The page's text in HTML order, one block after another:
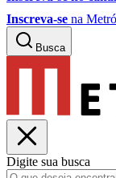
Inscreva-se na
Busca
Digite sua busca